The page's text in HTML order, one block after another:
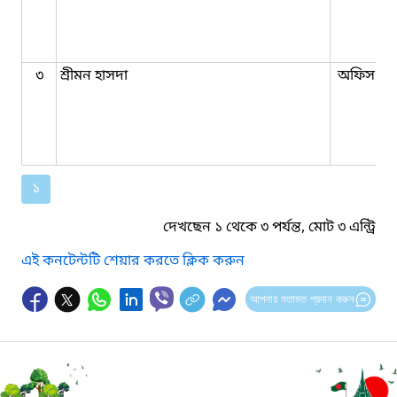
৩ শ্রীমন হাসদা অফিস
১
দেখছেন ১ থেকে ৩ পর্যন্ত, মোট ৩ এন্ট্রি
এই কনটেন্টটি শেয়ার করতে ক্লিক করুন
আপনার মতামত প্রদান করুন